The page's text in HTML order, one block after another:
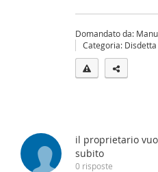
Domandato da:
Categoria:
il proprietario
subito
0 risposte